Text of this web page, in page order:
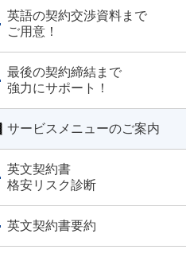
英語の契約交渉資料まで
ご用意！
最後の契約締結まで
強力にサポート！
サービスメニューのご案内
英文契約書
格安リスク診断
英文契約書要約